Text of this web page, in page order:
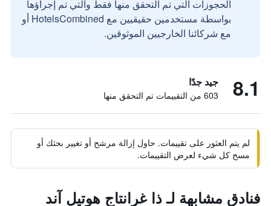
الحجوزات التي تم التحقق منها فقط والتي تم إجراؤها
بواسطة مستخدمين حقيقيين مع HotelsCombined أو
مع شركائنا الخارجيين الموثوقين.
8.1 جيد جدًا
603 من التقييمات تم التحقق منها
لم يتم العثور على تقييمات. حاول إزالة مرشح أو تغيير بحثك أو
مسح كل شيء لعرض التقييمات.
فنادق مشابهة لـ ذا غرانتاج هوتيل آند